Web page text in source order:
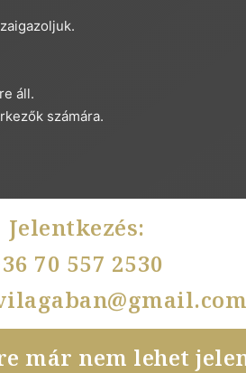
áll.
számára.
Jelentkezés:
70 557 2530
már nem lehet